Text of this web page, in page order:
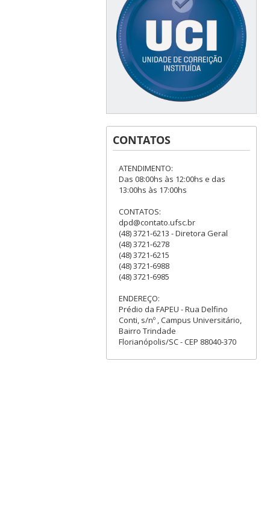
CONTATOS
ATENDIMENTO:
Das 08:00hs às 12:00hs e das
13:00hs às 17:00hs
CONTATOS:
dpd@contato.ufsc.br
(48) 3721-6213 - Diretora Geral
(48) 3721-6278
(48) 3721-6215
(48) 3721-6988
(48) 3721-6985
ENDEREÇO:
Prédio da FAPEU - Rua Delfino
Conti, s/nº , Campus Universitário,
Bairro Trindade
Florianópolis/SC - CEP 88040-370